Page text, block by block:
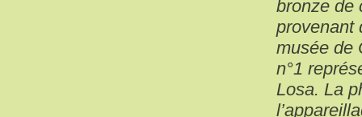
bronze de
provenant
musée de
n°1
Losa. La